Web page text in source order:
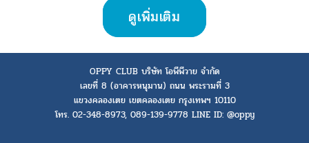
ดูเพิ่มเติม
OPPY CLUB บริษัท โอพีพีวาย จำกัด
เลขที่ 8 (อาคารหนุมาน) ถนน พระรามที่ 3
แขวงคลองเตย เขตคลองเตย กรุงเทพฯ 10110
โทร. 02-348-8973, 089-139-9778 LINE ID: @oppy